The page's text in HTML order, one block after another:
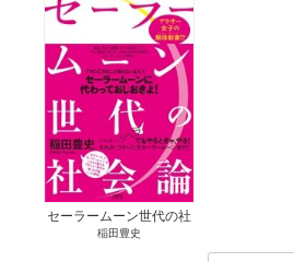
セーラームーン世代の社
会論
稲田豊史